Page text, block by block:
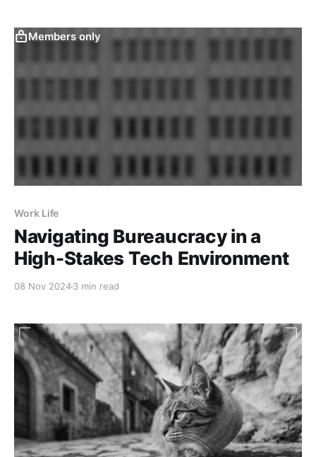
Members only
Work Life
Navigating Bureaucracy in a
High-Stakes Tech Environment
08 Nov 20243 min read